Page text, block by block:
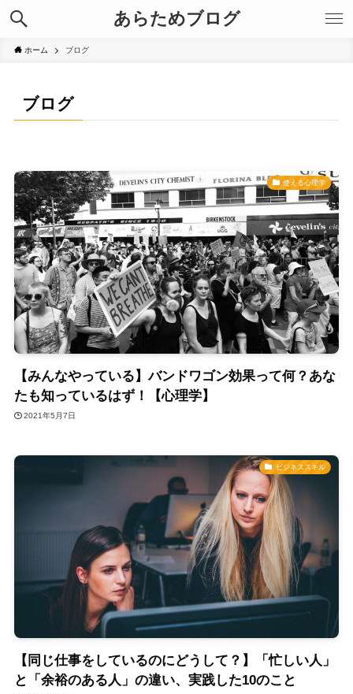
あらためブログ
ホーム ブログ
ブログ
使える心理学
【みんなやっている】バンドワゴン効果って何？あな
たも知っているはず！【心理学】
2021年5月7日
ビジネススキル
【同じ仕事をしているのにどうして？】「忙しい人」
と「余裕のある人」の違い、実践した10のこと